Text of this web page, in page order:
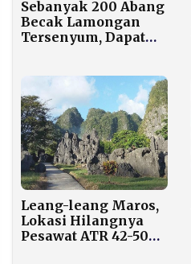
Sebanyak 200 Abang
Becak Lamongan
Tersenyum, Dapat
Leang-leang Maros,
Lokasi Hilangnya
Pesawat ATR 42-500